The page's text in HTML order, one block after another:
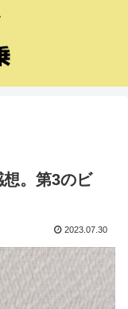
。第3のビ
2023.07.30